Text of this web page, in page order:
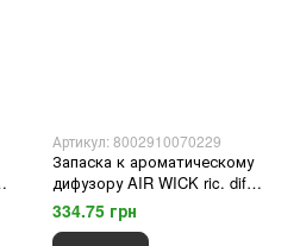
Артикул: 8002910070229
Запаска к ароматическому
дифузору AIR WICK ric. dif
elettrico 19 ml vaniglia 2pz
334.75 грн